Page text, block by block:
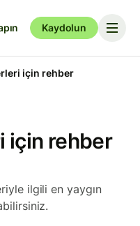
Kaydolun
için rehber
için rehber
ilgili en yaygın